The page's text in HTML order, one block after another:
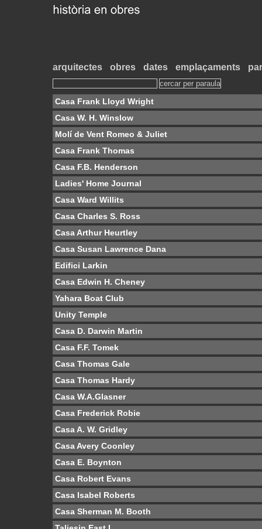
arquitectes obres dates emplaçaments
Casa Frank Lloyd Wright
Casa W. H. Winslow
Molí de Vent Romeo & Juliet
Casa Frank Thomas
Casa F.B. Henderson
Ladies' Home Journal
Casa Ward Willits
Casa Charles S. Ross
Casa Arthur Heurtley
Casa Susan Lawrence Dana
Edifici Larkin
Casa Edwin H. Cheney
Yahara Boat Club
Unity Temple
Casa D. Darwin Martin
Casa F.F. Tomek
Casa Thomas Gale
Casa Thomas Hardy
Casa W.A.Glasner
Casa Frederick Robie
Casa A. W. Gridley
Casa Avery Coonley
Casa E. Boynton
Casa Robert Evans
Casa Isabel Roberts
Casa Sherman M. Booth